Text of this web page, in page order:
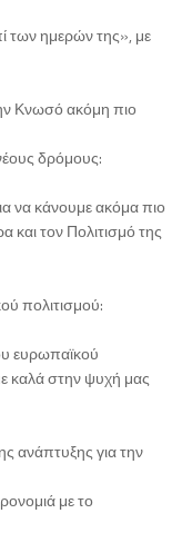
των ημερών της», με
Κνωσό ακόμη πιο
δρόμους:
να κάνουμε ακόμα πιο
τον Πολιτισμό της
πολιτισμού:
ευρωπαϊκού
καλά στην ψυχή μας
ανάπτυξης για την
με το